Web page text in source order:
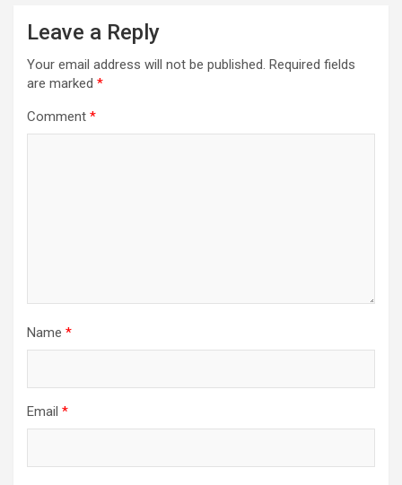
Leave a Reply
Your email address will not be published. Required fields
are marked *
Comment *
Name *
Email *